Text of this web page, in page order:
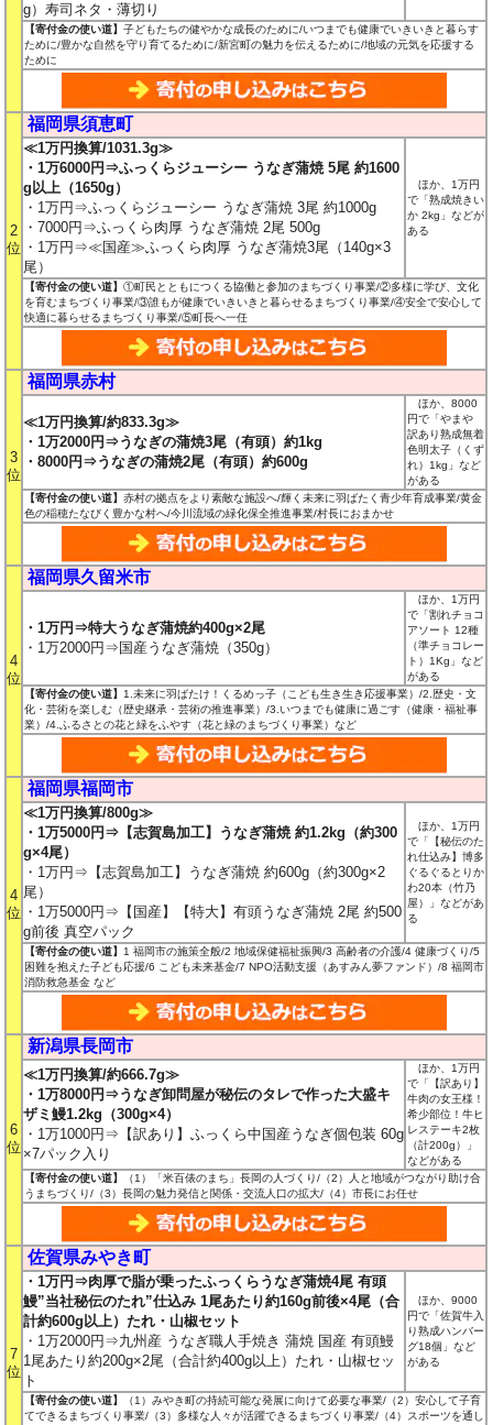
g）寿司ネタ・薄切り
【寄付金の使い道】子どもたちの健やかな成長のために/いつまでも健康でいきいきと暮らす
ために/豊かな自然を守り育てるために/新宮町の魅力を伝えるために/地域の元気を応援する
ために
2
位
福岡県須恵町
≪1万円換算/1031.3g≫
・1万6000円⇒ふっくらジューシー うなぎ蒲焼 5尾 約1600
g以上（1650g）
・1万円⇒ふっくらジューシー うなぎ蒲焼 3尾 約1000g
・7000円⇒ふっくら肉厚 うなぎ蒲焼 2尾 500g
・1万円⇒≪国産≫ふっくら肉厚 うなぎ蒲焼3尾（140g×3
尾）
ほか、1万円
で「熟成焼きい
か 2kg」などが
ある
【寄付金の使い道】①町民とともにつくる協働と参加のまちづくり事業/②多様に学び、文化
を育むまちづくり事業/③誰もが健康でいきいきと暮らせるまちづくり事業/④安全で安心して
快適に暮らせるまちづくり事業/⑤町長へ一任
3
位
福岡県赤村
≪1万円換算/約833.3g≫
・1万2000円⇒うなぎの蒲焼3尾（有頭）約1kg
・8000円⇒うなぎの蒲焼2尾（有頭）約600g
ほか、8000
円で「やまや
訳あり熟成無着
色明太子（くず
れ）1kg」など
がある
【寄付金の使い道】赤村の拠点をより素敵な施設へ/輝く未来に羽ばたく青少年育成事業/黄金
色の稲穂たなびく豊かな村へ/今川流域の緑化保全推進事業/村長におまかせ
4
位
福岡県久留米市
・1万円⇒特大うなぎ蒲焼約400g×2尾
・1万2000円⇒国産うなぎ蒲焼（350g）
ほか、1万円
で「割れチョコ
アソート 12種
（準チョコレー
ト）1Kg」など
がある
【寄付金の使い道】1.未来に羽ばたけ！くるめっ子（こども生き生き応援事業）/2.歴史・文
化・芸術を楽しむ（歴史継承・芸術の推進事業）/3.いつまでも健康に過ごす（健康・福祉事
業）/4.ふるさとの花と緑をふやす（花と緑のまちづくり事業）など
4
位
福岡県福岡市
≪1万円換算/800g≫
・1万5000円⇒【志賀島加工】うなぎ蒲焼 約1.2kg（約300
g×4尾）
・1万円⇒【志賀島加工】うなぎ蒲焼 約600g（約300g×2
尾）
・1万5000円⇒【国産】【特大】有頭うなぎ蒲焼 2尾 約500
g前後 真空パック
ほか、1万円
で「【秘伝のた
れ仕込み】博多
ぐるぐるとりか
わ20本（竹乃
屋）」などがあ
る
【寄付金の使い道】1 福岡市の施策全般/2 地域保健福祉振興/3 高齢者の介護/4 健康づくり/5
困難を抱えた子ども応援/6 こども未来基金/7 NPO活動支援（あすみん夢ファンド）/8 福岡市
消防救急基金 など
6
位
新潟県長岡市
≪1万円換算/約666.7g≫
・1万8000円⇒うなぎ卸問屋が秘伝のタレで作った大盛キ
ザミ鰻1.2kg（300g×4）
・1万1000円⇒【訳あり】ふっくら中国産うなぎ個包装 60g
×7パック入り
ほか、1万円
で「【訳あり】
牛肉の女王様！
希少部位！牛ヒ
レステーキ2枚
（計200g）」
などがある
【寄付金の使い道】
（1）「米百俵のまち」長岡の人づくり/（2）人と地域がつながり助け合
うまちづくり/（3）長岡の魅力発信と関係・交流人口の拡大/（4）市長にお任せ
7
位
佐賀県みやき町
・1万円⇒肉厚で脂が乗ったふっくらうなぎ蒲焼4尾 有頭
鰻”当社秘伝のたれ”仕込み 1尾あたり約160g前後×4尾（合
計約600g以上）たれ・山椒セット
・1万2000円⇒九州産 うなぎ職人手焼き 蒲焼 国産 有頭鰻
1尾あたり約200g×2尾（合計約400g以上）たれ・山椒セッ
ト
ほか、9000
円で「佐賀牛入
り熟成ハンバー
グ18個」など
がある
【寄付金の使い道】
（1）みやき町の持続可能な発展に向けて必要な事業/（2）安心して子育
てできるまちづくり事業/（3）多様な人々が活躍できるまちづくり事業/（4）スポーツを通し